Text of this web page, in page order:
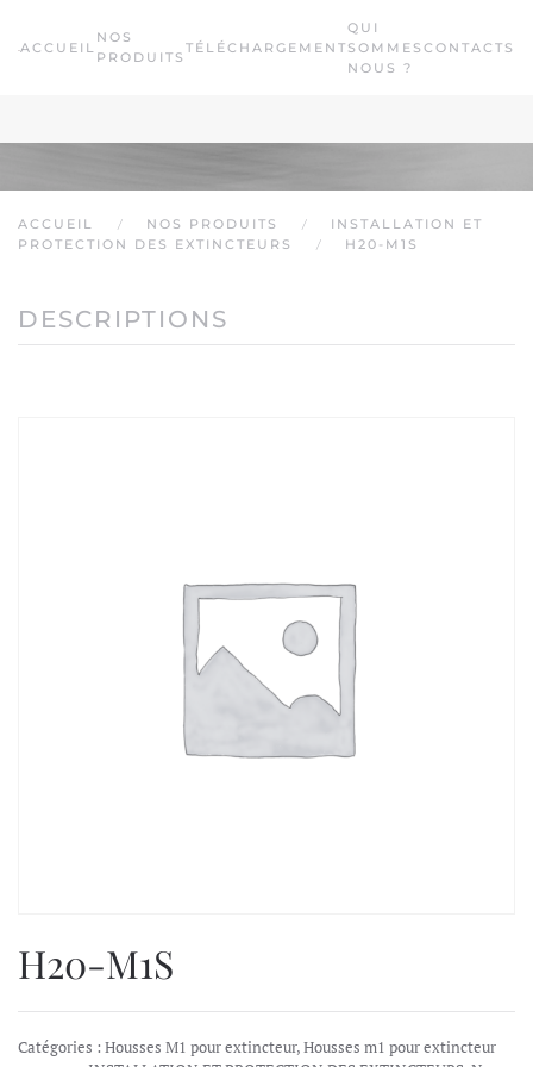
Passer au contenu principal
ACCUEIL
NOS
PRODUITS
TÉLÉCHARGEMENT
QUI
SOMMES
NOUS ?
CONTACTS
ACCUEIL NOS PRODUITS
INSTALLATION ET
PROTECTION DES EXTINCTEURS
H20-M1S
DESCRIPTIONS
H20-M1S
Catégories : Housses M1 pour extincteur,Housses m1 pour extincteur